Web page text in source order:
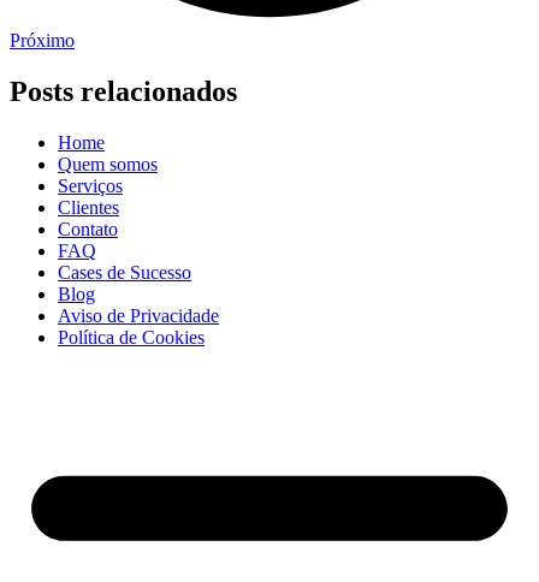
Próximo
Posts relacionados
Home
Quem somos
Serviços
Clientes
Contato
FAQ
Cases de Sucesso
Blog
Aviso de Privacidade
Política de Cookies